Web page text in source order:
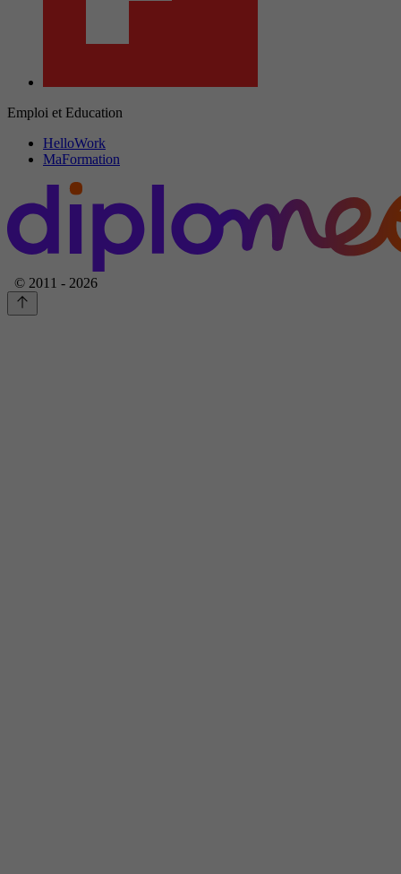
Emploi et Education
HelloWork
MaFormation
© 2011 - 2026